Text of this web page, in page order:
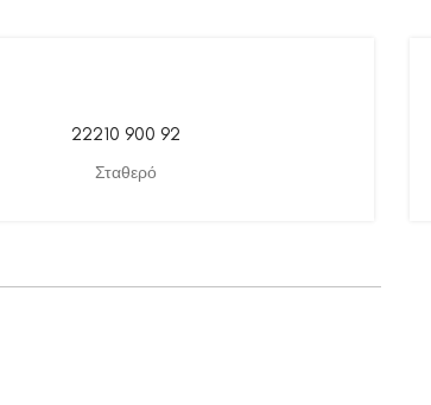
22210 900 92
Σταθερό